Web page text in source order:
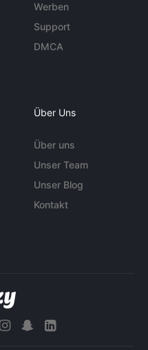
Werben
Support
DMCA
Über Uns
Über uns
Unser Team
Unser Blog
Kontakt